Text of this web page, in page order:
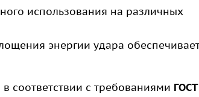
использования на различных
энергии удара обеспечивает
соответствии с требованиями ГОСТ